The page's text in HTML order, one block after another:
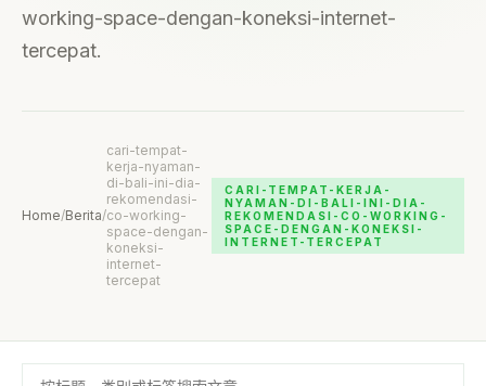
working-space-dengan-koneksi-internet-
tercepat.
Home/Berita/
cari-tempat-
kerja-nyaman-
di-bali-ini-dia-
rekomendasi-
co-working-
space-dengan-
koneksi-
internet-
tercepat
CARI-TEMPAT-KERJA-
NYAMAN-DI-BALI-INI-DIA-
REKOMENDASI-CO-WORKING-
SPACE-DENGAN-KONEKSI-
INTERNET-TERCEPAT